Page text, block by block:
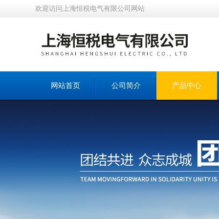
欢迎访问上海恒税电气有限公司网站
网站首页 公司简介 产品中心